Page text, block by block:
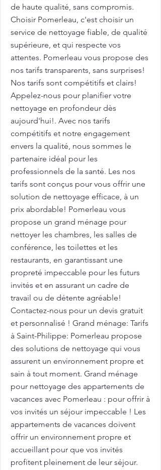
de haute qualité, sans compromis.
Choisir Pomerleau, c'est choisir un
service de nettoyage fiable, de qualité
supérieure, et qui respecte vos
attentes. Pomerleau vous propose des
nos tarifs transparents, sans surprises!
Nos tarifs sont compétitifs et clairs!
Appelez-nous pour planifier votre
nettoyage en profondeur dès
aujourd'hui!. Avec nos tarifs
compétitifs et notre engagement
envers la qualité, nous sommes le
partenaire idéal pour les
professionnels de la santé. Les nos
tarifs sont conçus pour vous offrir une
solution de nettoyage efficace, à un
prix abordable! Pomerleau vous
propose un grand ménage pour
nettoyer les chambres, les salles de
conférence, les toilettes et les
restaurants, en garantissant une
propreté impeccable pour les futurs
invités et en assurant un cadre de
travail ou de détente agréable!
Contactez-nous pour un devis gratuit
et personnalisé ! Grand ménage: Tarifs
à Saint-Philippe: Pomerleau propose
des solutions de nettoyage qui vous
assurent un environnement propre et
sain à tout moment. Grand ménage
pour nettoyage des appartements de
vacances avec Pomerleau : pour offrir à
vos invités un séjour impeccable ! Les
appartements de vacances doivent
offrir un environnement propre et
accueillant pour que vos invités
profitent pleinement de leur séjour.